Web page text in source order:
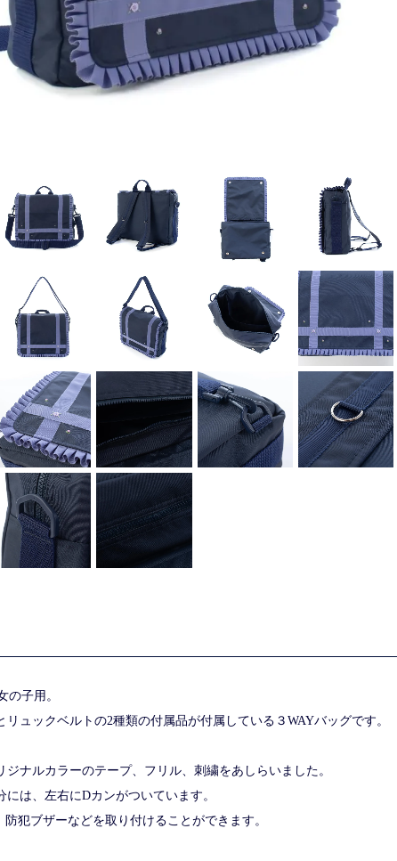
の子用。
リュックベルトの2種類の付属品が付属している３WAYバッグです。
ジナルカラーのテープ、フリル、刺繍をあしらいました。
には、左右にDカンがついています。
防犯ブザーなどを取り付けることができます。